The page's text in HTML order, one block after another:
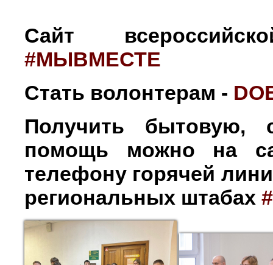
Сайт
#МЫВМЕСТЕ
Стать волонтерам -
Получить бытовую,
помощь можно на
телефону горячей
региональных штабах